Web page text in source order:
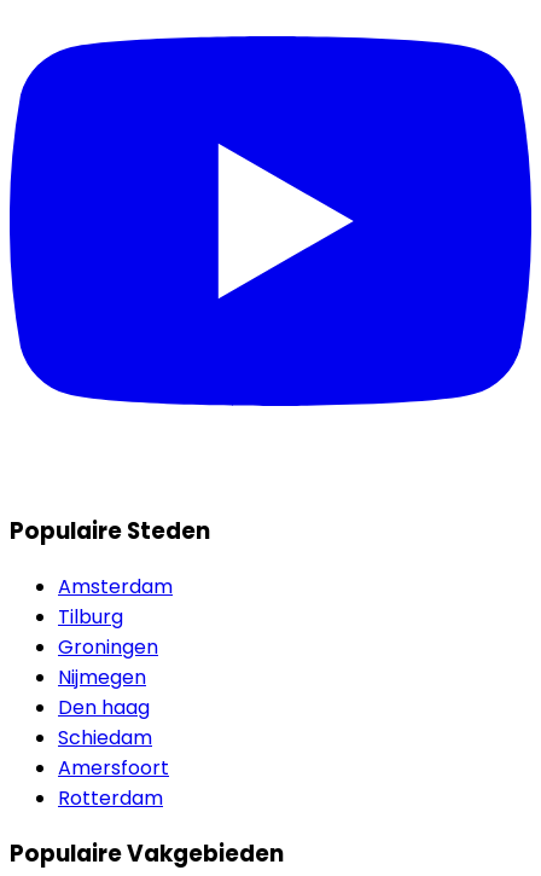
Populaire Steden
Amsterdam
Tilburg
Groningen
Nijmegen
Den haag
Schiedam
Amersfoort
Rotterdam
Populaire Vakgebieden